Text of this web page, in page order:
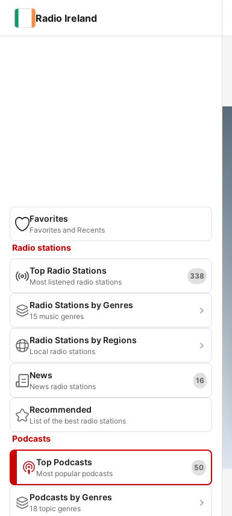
Radio Ireland
Favorites
Favorites and Recents
Radio stations
Top Radio Stations
Most listened radio stations
338
Radio Stations by Genres
15 music genres
Radio Stations by Regions
Local radio stations
News
News radio stations
16
Recommended
List of the best radio stations
Podcasts
Top Podcasts
Most popular podcasts
50
Podcasts by Genres
18 topic genres